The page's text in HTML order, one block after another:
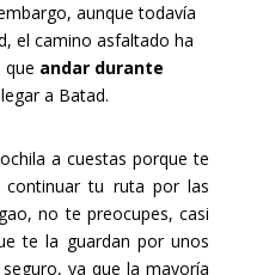
aunque todavía
el camino asfaltado ha
que andar durante
a Batad.
a cuestas porque te
tu ruta por las
no te preocupes, casi
te la guardan por unos
ya que la mayoría